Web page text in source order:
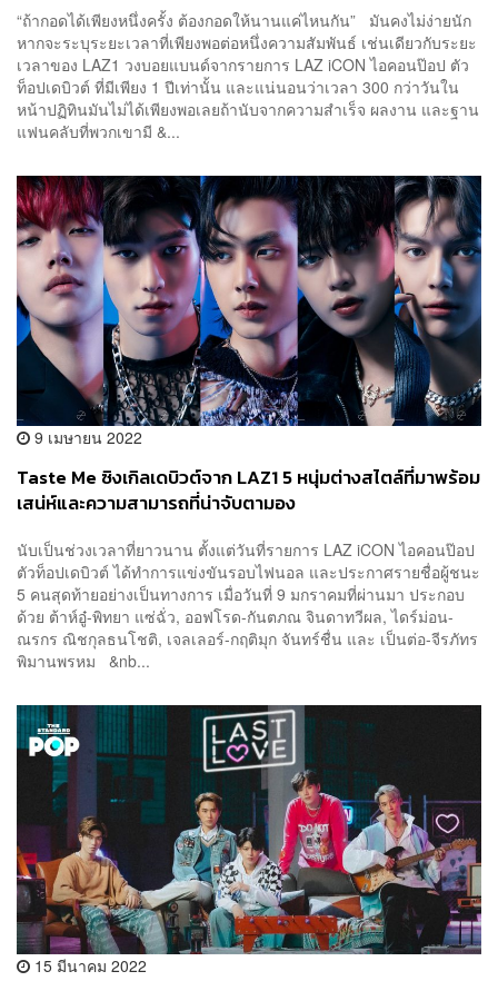
“ถ้ากอดได้เพียงหนึ่งครั้ง ต้องกอดให้นานแค่ไหนกัน” มันคงไม่ง่ายนัก
หากจะระบุระยะเวลาที่เพียงพอต่อหนึ่งความสัมพันธ์ เช่นเดียวกับระยะ
เวลาของ LAZ1 วงบอยแบนด์จากรายการ LAZ iCON ไอคอนป๊อป ตัว
ท็อปเดบิวต์ ที่มีเพียง 1 ปีเท่านั้น และแน่นอนว่าเวลา 300 กว่าวันใน
หน้าปฏิทินมันไม่ได้เพียงพอเลยถ้านับจากความสำเร็จ ผลงาน และฐาน
แฟนคลับที่พวกเขามี &...
9 เมษายน 2022
Taste Me ซิงเกิลเดบิวต์จาก LAZ1 5 หนุ่มต่างสไตล์ที่มาพร้อม
เสน่ห์และความสามารถที่น่าจับตามอง
นับเป็นช่วงเวลาที่ยาวนาน ตั้งแต่วันที่รายการ LAZ iCON ไอคอนป๊อป
ตัวท็อปเดบิวต์ ได้ทำการแข่งขันรอบไฟนอล และประกาศรายชื่อผู้ชนะ
5 คนสุดท้ายอย่างเป็นทางการ เมื่อวันที่ 9 มกราคมที่ผ่านมา ประกอบ
ด้วย ต้าห์อู๋-พิทยา แซ่ฉั่ว, ออฟโรด-กันตภณ จินดาทวีผล, ไดร์ม่อน-
ณรกร ณิชกุลธนโชติ, เจลเลอร์-กฤติมุก จันทร์ชื่น และ เป็นต่อ-จีรภัทร
พิมานพรหม &nb...
15 มีนาคม 2022